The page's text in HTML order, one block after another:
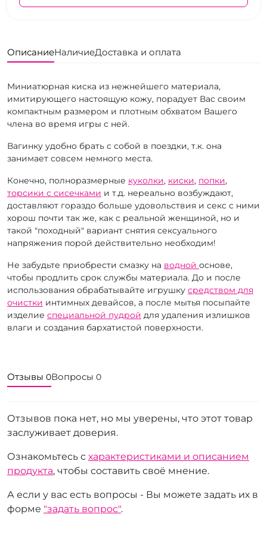
ОписаниеНаличиеДоставка и оплата
Миниатюрная киска из нежнейшего материала,
имитирующего настоящую кожу, порадует Вас своим
компактным размером и плотным обхватом Вашего
члена во время игры с ней.
Вагинку удобно брать с собой в поездки, т.к. она
занимает совсем немного места.
Конечно, полноразмерные куколки, киски, попки,
торсики с сисечками и т.д. нереально возбуждают,
доставляют гораздо больше удовольствия и секс с ними
хорош почти так же, как с реальной женщиной, но и
такой "походный" вариант снятия сексуального
напряжения порой действительно необходим!
Не забудьте приобрести смазку на водной основе,
чтобы продлить срок службы материала. До и после
использования обрабатывайте игрушку средством для
очистки интимных девайсов, а после мытья посыпайте
изделие специальной пудрой для удаления излишков
влаги и создания бархатистой поверхности.
Отзывы 0Вопросы 0
Отзывов пока нет, но мы уверены, что этот товар
заслуживает доверия.
Ознакомьтесь с характеристиками и описанием
продукта, чтобы составить своё мнение.
А если у вас есть вопросы - Вы можете задать их в
форме "задать вопрос".